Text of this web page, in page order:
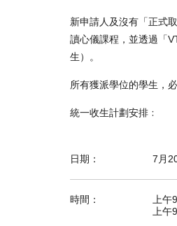
新申請人及沒有「正式
讀心儀課程，並透過「
生）。
所有獲派學位的學生，
統一收生計劃安排﹕
日期： 7月
時間：
上
上